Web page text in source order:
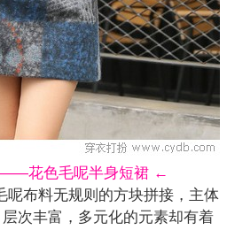
花色毛呢半身短裙 ←
布料无规则的方块拼接，主体
次丰富，多元化的元素却有着